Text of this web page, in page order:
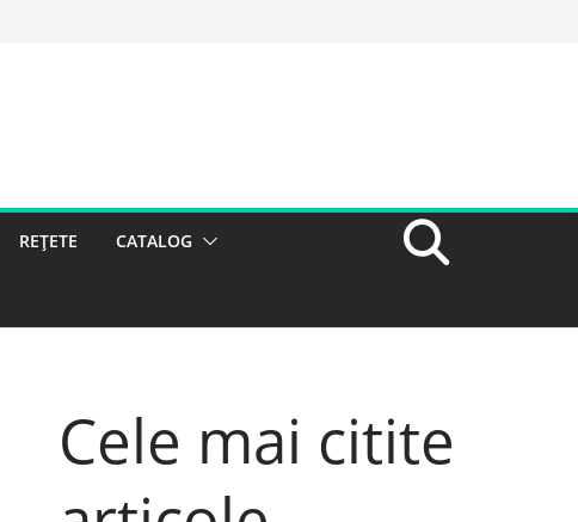
REȚETE CATALOG
Cele mai citite